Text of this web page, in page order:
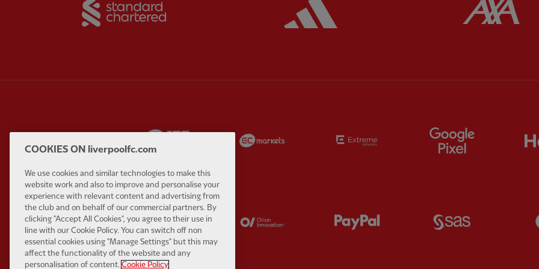
Partner:Carlsberg Partner:EA Sports Extreme Partner:
Partner:Kodansha Partner: Orion Partner: Paypal
COOKIES ON liverpoolfc.com
We use cookies and similar technologies to make this
website work and also to improve and personalise your
experience with relevant content and advertising from
the club and on behalf of our commercial partners. By
clicking "Accept All Cookies", you agree to their use in
line with our Cookie Policy. You can switch off non
essential cookies using "Manage Settings" but this may
affect the functionality of the website and any
personalisation of content. Cookie Policy